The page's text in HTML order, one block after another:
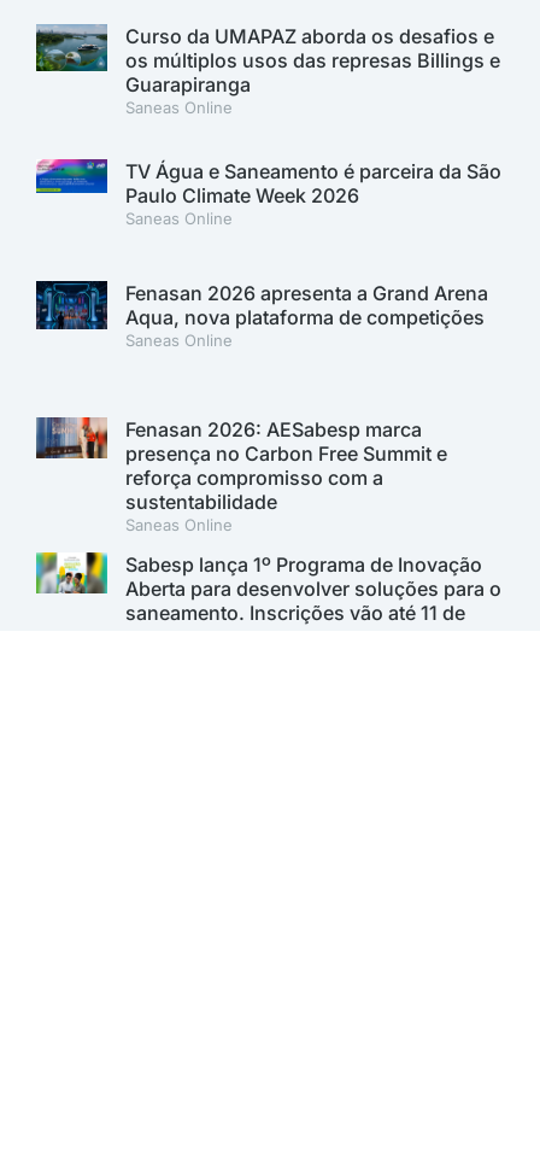
Curso da UMAPAZ aborda os desafios e
os múltiplos usos das represas Billings e
Guarapiranga
Saneas Online
TV Água e Saneamento é parceira da São
Paulo Climate Week 2026
Saneas Online
Fenasan 2026 apresenta a Grand Arena
Aqua, nova plataforma de competições
Saneas Online
Fenasan 2026: AESabesp marca
presença no Carbon Free Summit e
reforça compromisso com a
sustentabilidade
Saneas Online
Sabesp lança 1º Programa de Inovação
Aberta para desenvolver soluções para o
saneamento. Inscrições vão até 11 de